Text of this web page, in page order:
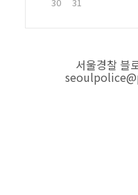
서울경찰 블